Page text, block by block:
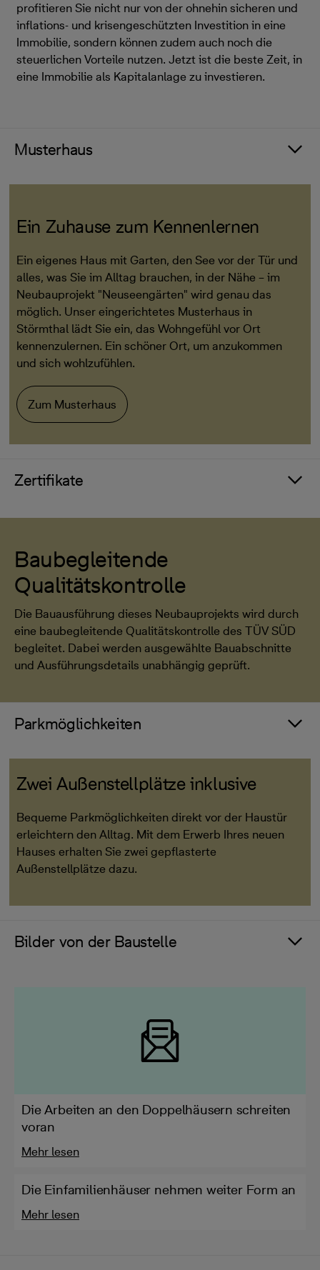
profitieren Sie nicht nur von der ohnehin sicheren und
inflations- und krisengeschützten Investition in eine
Immobilie, sondern können zudem auch noch die
steuerlichen Vorteile nutzen. Jetzt ist die beste Zeit, in
eine Immobilie als Kapitalanlage zu investieren.
Musterhaus
Ein Zuhause zum Kennenlernen
Ein eigenes Haus mit Garten, den See vor der Tür und
alles, was Sie im Alltag brauchen, in der Nähe – im
Neubauprojekt "Neuseengärten" wird genau das
möglich. Unser eingerichtetes Musterhaus in
Störmthal lädt Sie ein, das Wohngefühl vor Ort
kennenzulernen. Ein schöner Ort, um anzukommen
und sich wohlzufühlen.
Zum Musterhaus
Zertifikate
Baubegleitende
Qualitätskontrolle
Die Bauausführung dieses Neubauprojekts wird durch
eine baubegleitende Qualitätskontrolle des TÜV SÜD
begleitet. Dabei werden ausgewählte Bauabschnitte
und Ausführungsdetails unabhängig geprüft.
Parkmöglichkeiten
Zwei Außenstellplätze inklusive
Bequeme Parkmöglichkeiten direkt vor der Haustür
erleichtern den Alltag. Mit dem Erwerb Ihres neuen
Hauses erhalten Sie zwei gepflasterte
Außenstellplätze dazu.
Bilder von der Baustelle
Die Arbeiten an den Doppelhäusern schreiten
voran
Mehr lesen
Die Einfamilienhäuser nehmen weiter Form an
Mehr lesen